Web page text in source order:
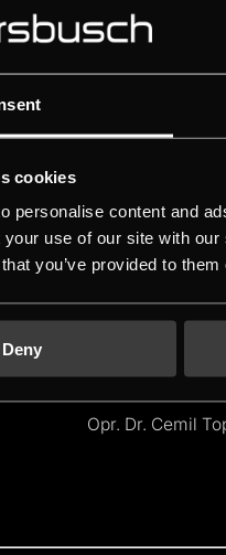
cookies
personalise content and
your use of our site with
you’ve provided to
Deny
Banyo
Opr. Dr. Cemil